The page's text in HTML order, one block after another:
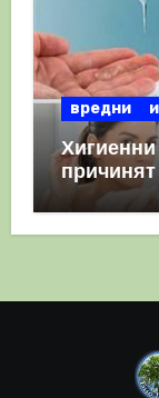
вредни
полза